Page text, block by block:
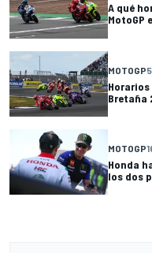
A qué
MotoGP
MOTOGP
Horarios
Bretaña
MOTOGP
Honda
los dos